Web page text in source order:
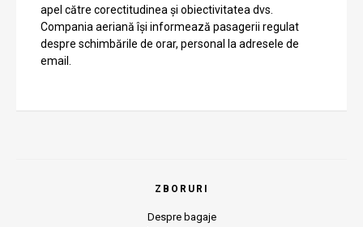
apel către corectitudinea și obiectivitatea dvs.
Compania aeriană își informează pasagerii regulat
despre schimbările de orar, personal la adresele de
email.
ZBORURI
Despre bagaje